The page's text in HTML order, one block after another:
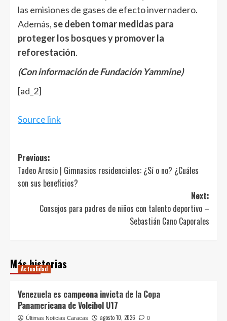
las emisiones de gases de efecto invernadero.
Además, se deben tomar medidas para
proteger los bosques y promover la
reforestación.
(Con información de Fundación Yammine)
[ad_2]
Source link
Post
navigation
Previous:
Tadeo Arosio | Gimnasios residenciales: ¿Sí o no? ¿Cuáles
son sus beneficios?
Next:
Consejos para padres de niños con talento deportivo –
Sebastián Cano Caporales
Más historias
Actualidad
Venezuela es campeona invicta de la Copa
Panamericana de Voleibol U17
Últimas Noticias Caracas agosto 10, 2026 0